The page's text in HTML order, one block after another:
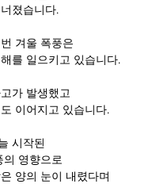
졌습니다.
겨울 폭풍은
를 일으키고 있습니다.
가 발생했고
이어지고 있습니다.
시작된
의 영향으로
양의 눈이 내렸다며